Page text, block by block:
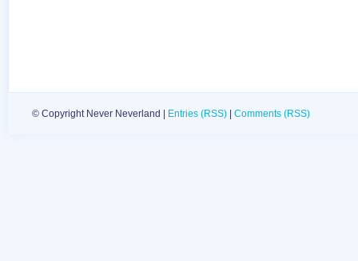
© Copyright Never Neverland | Entries (RSS) Comments (RSS)